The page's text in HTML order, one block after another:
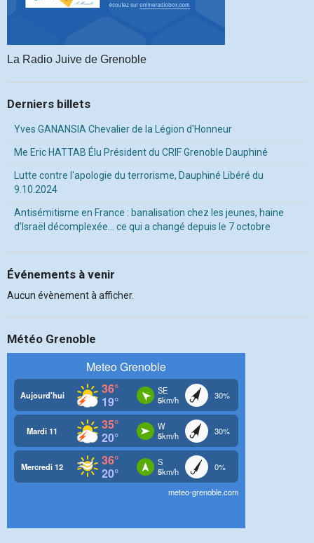
La Radio Juive de Grenoble
Derniers billets
Yves GANANSIA Chevalier de la Légion d'Honneur
Me Eric HATTAB Élu Président du CRIF Grenoble Dauphiné
Lutte contre l'apologie du terrorisme, Dauphiné Libéré du
9.10.2024
Antisémitisme en France : banalisation chez les jeunes, haine
d’Israël décomplexée… ce qui a changé depuis le 7 octobre
Événements à venir
Aucun évènement à afficher.
Météo Grenoble